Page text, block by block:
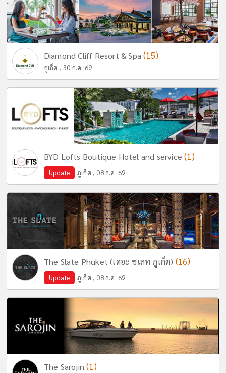
Diamond Cliff Resort & Spa(15)
ภูเก็ต , 30 ก.ค. 69
BYD Lofts Boutique Hotel and service(1)
Update ภูเก็ต , 08 ส.ค. 69
The Slate Phuket (เดอะ ซเลท ภูเก็ต) (16)
Update ภูเก็ต , 08 ส.ค. 69
The Sarojin(1)